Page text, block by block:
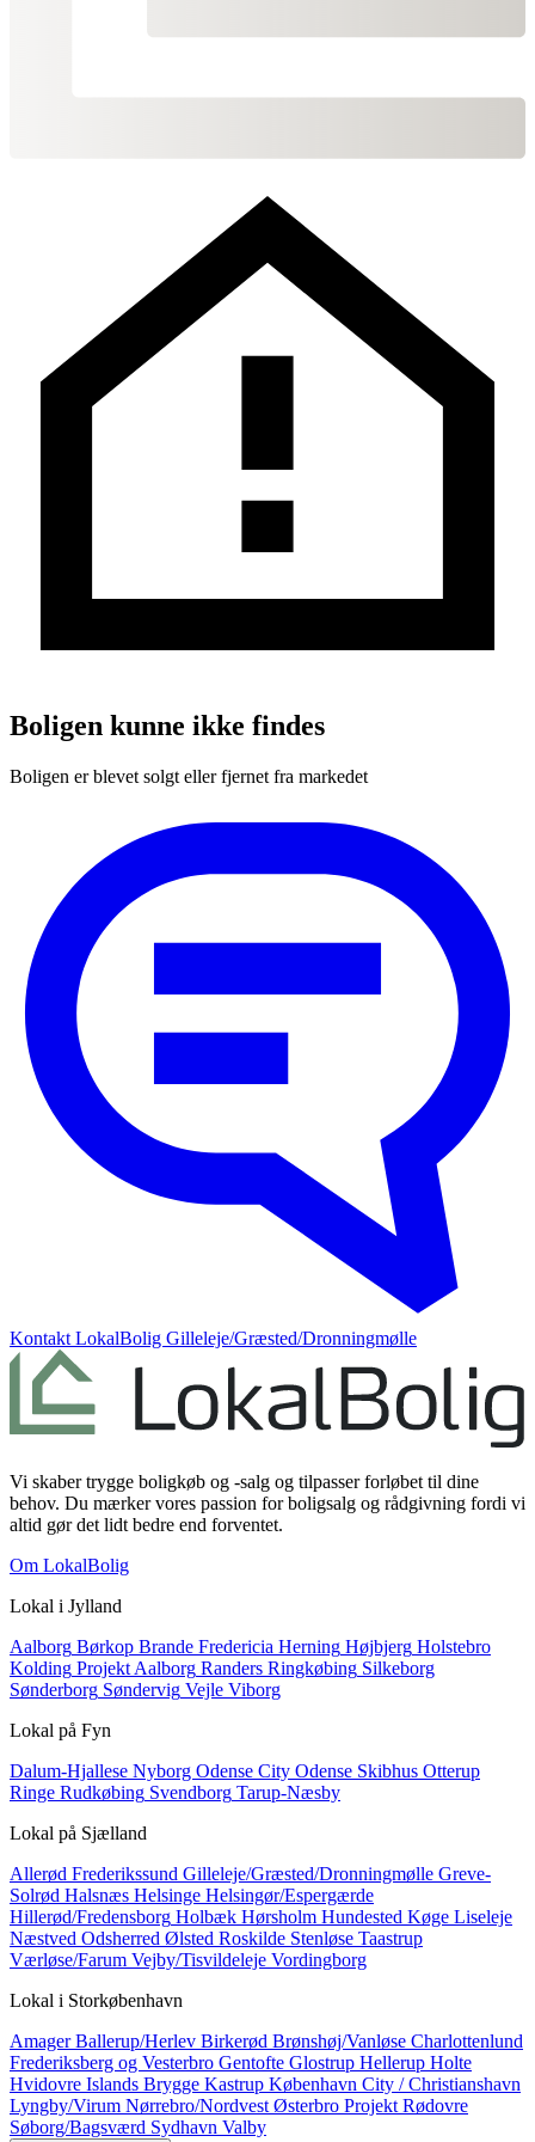
Boligen kunne ikke findes
Boligen er blevet solgt eller fjernet fra markedet
Kontakt LokalBolig Gilleleje/Græsted/Dronningmølle
Vi skaber trygge boligkøb og -salg og tilpasser forløbet til dine
behov. Du mærker vores passion for boligsalg og rådgivning fordi vi
altid gør det lidt bedre end forventet.
Om LokalBolig
Lokal i Jylland
Aalborg Børkop Brande Fredericia Herning Højbjerg Holstebro
Kolding Projekt Aalborg Randers Ringkøbing Silkeborg
Sønderborg Søndervig Vejle Viborg
Lokal på Fyn
Dalum-Hjallese Nyborg Odense City Odense Skibhus Otterup
Ringe Rudkøbing Svendborg Tarup-Næsby
Lokal på Sjælland
Allerød Frederikssund Gilleleje/Græsted/Dronningmølle Greve-
Solrød Halsnæs Helsinge Helsingør/Espergærde
Hillerød/Fredensborg Holbæk Hørsholm Hundested Køge Liseleje
Næstved Odsherred Ølsted Roskilde Stenløse Taastrup
Værløse/Farum Vejby/Tisvildeleje Vordingborg
Lokal i Storkøbenhavn
AmagerBallerup/Herlev Birkerød Brønshøj/Vanløse Charlottenlund
Frederiksberg og Vesterbro Gentofte Glostrup Hellerup Holte
Hvidovre Islands Brygge Kastrup København City / Christianshavn
Lyngby/Virum Nørrebro/Nordvest Østerbro Projekt Rødovre
Søborg/Bagsværd Sydhavn Valby